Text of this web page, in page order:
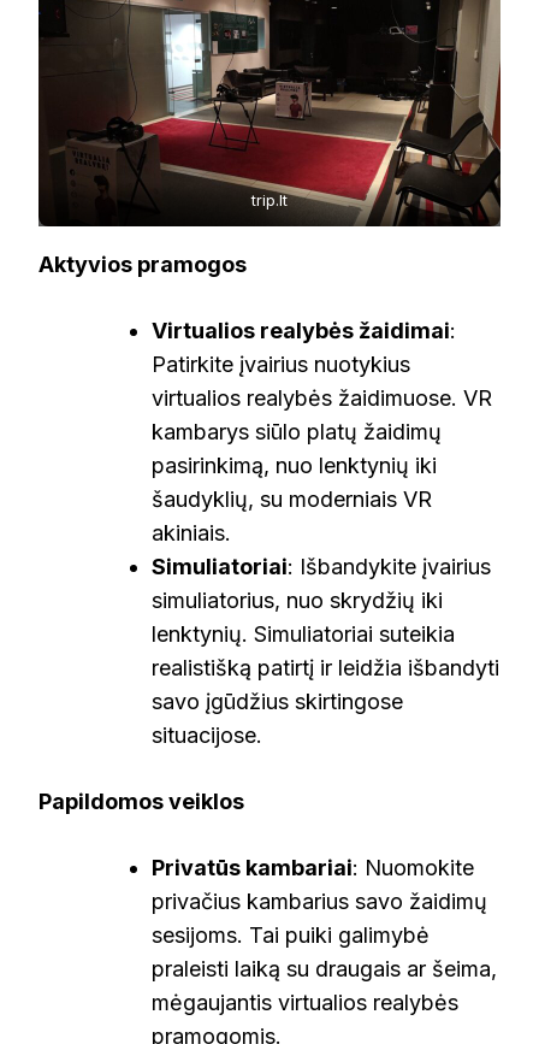
trip.lt
Aktyvios pramogos
Virtualios realybės žaidimai:
Patirkite įvairius nuotykius
virtualios realybės žaidimuose. VR
kambarys siūlo platų žaidimų
pasirinkimą, nuo lenktynių iki
šaudyklių, su moderniais VR
akiniais.
Simuliatoriai: Išbandykite įvairius
simuliatorius, nuo skrydžių iki
lenktynių. Simuliatoriai suteikia
realistišką patirtį ir leidžia išbandyti
savo įgūdžius skirtingose
situacijose.
Papildomos veiklos
Privatūs kambariai: Nuomokite
privačius kambarius savo žaidimų
sesijoms. Tai puiki galimybė
praleisti laiką su draugais ar šeima,
mėgaujantis virtualios realybės
pramogomis.